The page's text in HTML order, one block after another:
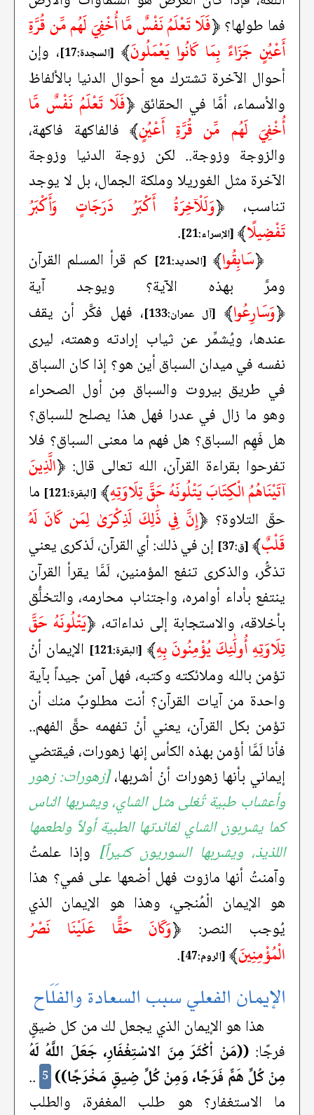
فما طولها؟﴿فَلَا تَعْلَمُ نَفْسٌ مَّا أُخْفِيَ لَهُم مِّن قُرَّةِ
أَعْيُنٍ جَزَاءً بِمَا كَانُوا يَعْمَلُونَ﴾ [السجدة:17]
، وإن
أحوال الآخرة تشترك مع أحوال الدنيا بالألفاظ
والأسماء، أمَّا في الحقائق ﴿فَلَا تَعْلَمُ نَفْسٌ مَّا
أُخْفِيَ لَهُم مِّن قُرَّةِ أَعْيُنٍ﴾ فالفاكهة فاكهة،
والزوجة وزوجة.. لكن زوجة الدنيا وزوجة
الآخرة مثل الغوريلا وملكة الجمال، بل لا يوجد
تناسب، ﴿وَلَلْآخِرَةُ أَكْبَرُ دَرَجَاتٍ وَأَكْبَرُ
تَفْضِيلًا﴾ [الإسراء:21] .
﴿سَابِقُوا﴾ [الحديد:21]
كم قرأ المسلم القرآن
ومرَّ بهذه الآية؟ ويوجد آية
﴿وَسَارِعُوا﴾ [آل عمران:133]
، فهل فكَّر أن يقف
عندها، ويُشمِّر عن ثياب إرادته وهمته، ليرى
نفسه في ميدان السباق أين هو؟ إذا كان السباق
في طريق بيروت والسباق مِن أول الصحراء
وهو ما زال في عدرا فهل هذا يصلح للسباق؟
هل فَهِم السباق؟ هل فهم ما معنى السباق؟ فلا
تفرحوا بقراءة القرآن، الله تعالى قال: ﴿الَّذِينَ
آتَيْنَاهُمُ الْكِتَابَ يَتْلُونَهُ حَقَّ تِلَاوَتِهِ﴾ [البقرة:121]
ما
حقّ التلاوة؟ ﴿إِنَّ فِي ذَٰلِكَ لَذِكْرَىٰ لِمَن كَانَ لَهُ
قَلْبٌ﴾ [ق:37]
إن في ذلك: أي القرآن، لَذكرى يعني
تذكُّر، والذكرى تنفع المؤمنين، لَمَّا يقرأ القرآن
ينتفع بأداء أوامره، واجتناب محارمه، والتخلُّق
بأخلاقه، والاستجابة إلى نداءاته، ﴿يَتْلُونَهُ حَقَّ
تِلَاوَتِهِ أُولَٰئِكَ يُؤْمِنُونَ بِهِ﴾ [البقرة:121]
الإيمان أنْ
تؤمن بالله وملائكته وكتبه، فهل آمن جيداً بآية
واحدة من آيات القرآن؟ أنت مطلوبٌ منك أن
تؤمن بكل القرآن، يعني أنْ تفهمه حقَّ الفهم..
فأنا لَمَّا أؤمن بهذه الكأس إنها زهورات، فيقتضي
إيماني بأنها زهورات أنْ أشربها،[زهورات: زهور
وأعشاب طبية تُغلى مثل الشاي، ويشربها الناس
كما يشربون الشاي لفائدتها الطبية أولاً ولطعمها
اللذيذ، ويشربها السوريون كثيراً] وإذا علمتُ
وآمنتُ أنها مازوت فهل أضعها على فمي؟ هذا
هو الإيمان الْمُنجي، وهذا هو الإيمان الذي
يُوجب النصر: ﴿وَكَانَ حَقًّا عَلَيْنَا نَصْرُ
الْمُؤْمِنِينَ﴾ [الروم:47] .
الإيمان الفعلي سبب السعادة والفَلَاح
هذا هو الإيمان الذي يجعل لك من كل ضيقٍ
فرجًا: ((مَنْ أكْثَرَ مِنَ الاسْتِغْفَارِ، جَعَلَ اللَّهُ لَهُ
مِنْ كُلِّ هَمٍّ فَرَجًا، وَمِنْ كُلِّ ضِيقٍ مَخْرَجًا)) 5
..
ما الاستغفار؟ هو طلب المغفرة، والطلب